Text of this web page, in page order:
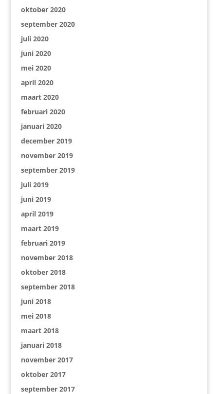
oktober 2020
september 2020
juli 2020
juni 2020
mei 2020
april 2020
maart 2020
februari 2020
januari 2020
december 2019
november 2019
september 2019
juli 2019
juni 2019
april 2019
maart 2019
februari 2019
november 2018
oktober 2018
september 2018
juni 2018
mei 2018
maart 2018
januari 2018
november 2017
oktober 2017
september 2017